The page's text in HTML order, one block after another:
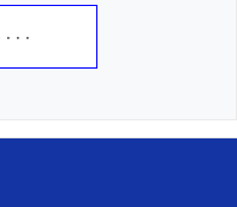
· ·